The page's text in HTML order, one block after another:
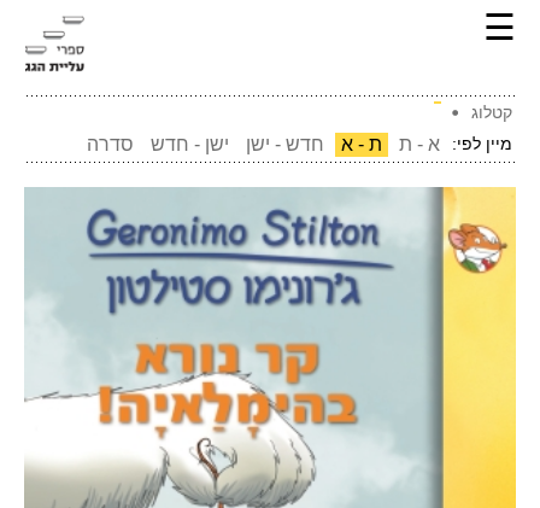
☰
קטלוג
מיין לפי:
א - ת ת - א חדש - ישן ישן - חדש סדרה